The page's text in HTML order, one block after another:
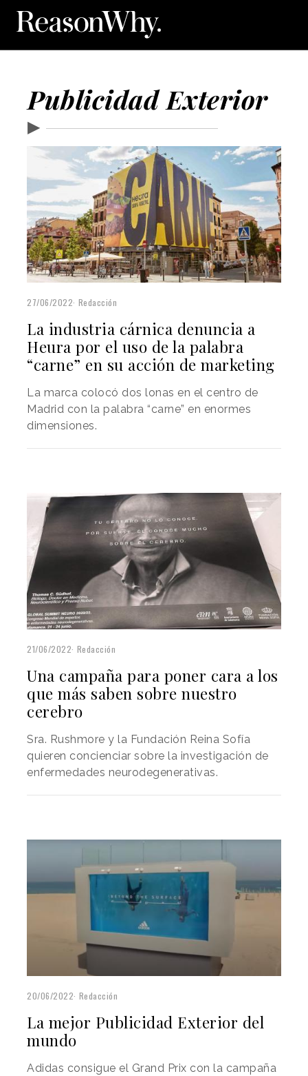
Publicidad Exterior
▶
27/06/2022 Redacción
La industria cárnica denuncia a
Heura por el uso de la palabra
“carne” en su acción de marketing
La marca colocó dos lonas en el centro de
Madrid con la palabra “carne” en enormes
dimensiones.
21/06/2022 Redacción
Una campaña para poner cara a los
que más saben sobre nuestro
cerebro
Sra. Rushmore y la Fundación Reina Sofía
quieren concienciar sobre la investigación de
enfermedades neurodegenerativas.
20/06/2022 Redacción
La mejor Publicidad Exterior del
mundo
Adidas consigue el Grand Prix con la campaña